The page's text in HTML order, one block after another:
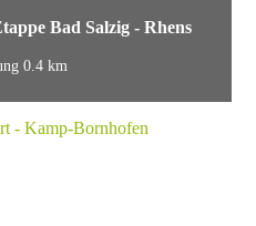
Bad Salzig - Rhens
0.4 km